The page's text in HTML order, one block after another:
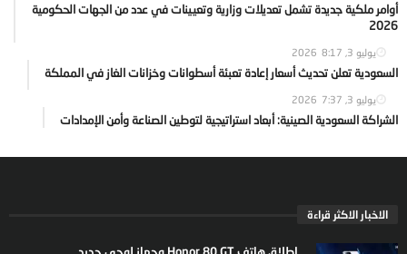
أوامر ملكية جديدة تشمل تعديلات وزارية وتعيينات في عدد من الجهات الحكومية
2026
يوليو 3, 2026 8:17
السعودية تعلن تحديث أسعار إعادة تعبئة أسطوانات وخزانات الغاز في المملكة
يوليو 3, 2026 7:37
الشراكة السعودية الصينية: أبعاد استراتيجية لتوطين الصناعة وأمن الإمدادات
الاخبار الاكثر قراءة